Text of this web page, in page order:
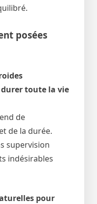
posées
toute la vie
de
de la durée.
supervision
indésirables
pour